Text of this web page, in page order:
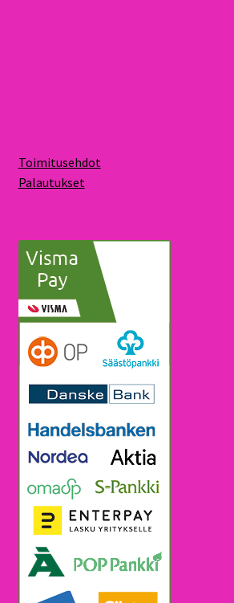
Toimitusehdot
Palautukset